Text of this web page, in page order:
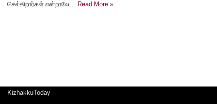
செல்கிறார்கள் என்றாலே… Read More »
KizhakkuToday